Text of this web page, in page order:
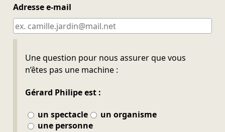
Adresse e-mail
Une question pour nous assurer que vous
n’êtes pas une machine :
Gérard Philipe est :
un spectacle
un organisme
une personne
Ne pas remplir